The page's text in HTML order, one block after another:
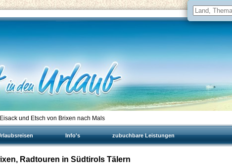
und Etsch von Brixen nach Mals
Info's zubuchbare Leistungen
Radtouren in Südtirols Tälern